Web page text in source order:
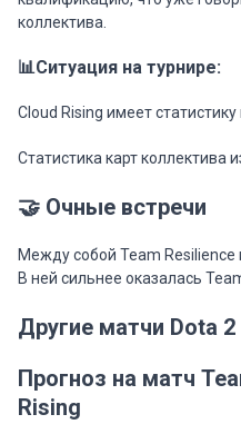
коллектива.
📊Ситуация на турнире:
Cloud Rising имеет
Статистика карт коллектива
🤝 Очные встречи
Между собой Team Resilience
В ней сильнее оказалась
Другие матчи Dota 2
Прогноз на матч
Rising